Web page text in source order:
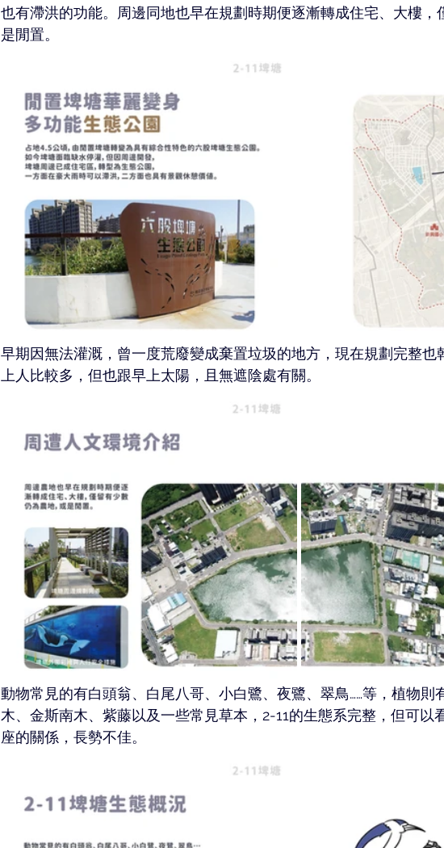
也有滯洪的功能。周邊同地也早在規劃時期便逐漸轉成住宅、大樓，
是閒置。
早期因無法灌溉，曾一度荒廢變成棄置垃圾的地方，現在規劃完整也
上人比較多，但也跟早上太陽，且無遮陰處有關。
動物常見的有白頭翁、白尾八哥、小白鷺、夜鷺、翠鳥……等，植物則
木、金斯南木、紫藤以及一些常見草本，2-11的生態系完整，但可以
座的關係，長勢不佳。